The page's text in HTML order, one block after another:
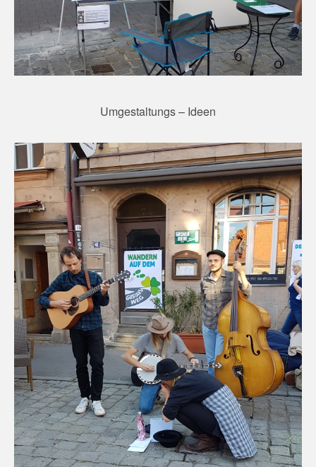
Umgestaltungs – Ideen